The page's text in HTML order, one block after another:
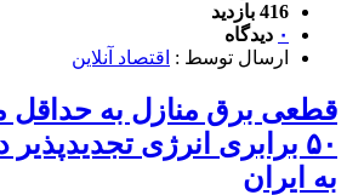
416 بازدید
۰ دیدگاه
ارسال توسط : اقتصاد آنلاین
قطعی برق منازل به حداقل
۵۰ برابری انرژی
به ایران